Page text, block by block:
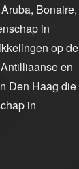
Bonaire,
in
op de
en
Den Haag die
in